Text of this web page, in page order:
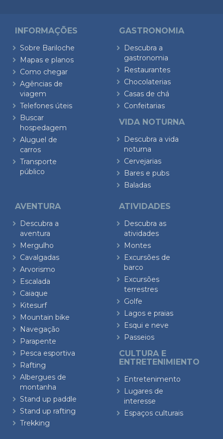
INFORMAÇÕES
Sobre Bariloche
Mapas e planos
Como chegar
Agências de
viagem
Telefones úteis
Buscar
hospedagem
Aluguel de
carros
Transporte
público
GASTRONOMIA
Descubra a
gastronomia
Restaurantes
Chocolaterias
Casas de chá
Confeitarias
VIDA NOTURNA
Descubra a vida
noturna
Cervejarias
Bares e pubs
Baladas
AVENTURA
Descubra a
aventura
Mergulho
Cavalgadas
Arvorismo
Escalada
Caiaque
Kitesurf
Mountain bike
Navegação
Parapente
Pesca esportiva
Rafting
Albergues de
montanha
Stand up paddle
Stand up rafting
Trekking
ATIVIDADES
Descubra as
atividades
Montes
Excursões de
barco
Excursões
terrestres
Golfe
Lagos e praias
Esqui e neve
Passeios
CULTURA E
ENTRETENIMIENTO
Entretenimento
Lugares de
interesse
Espaços culturais